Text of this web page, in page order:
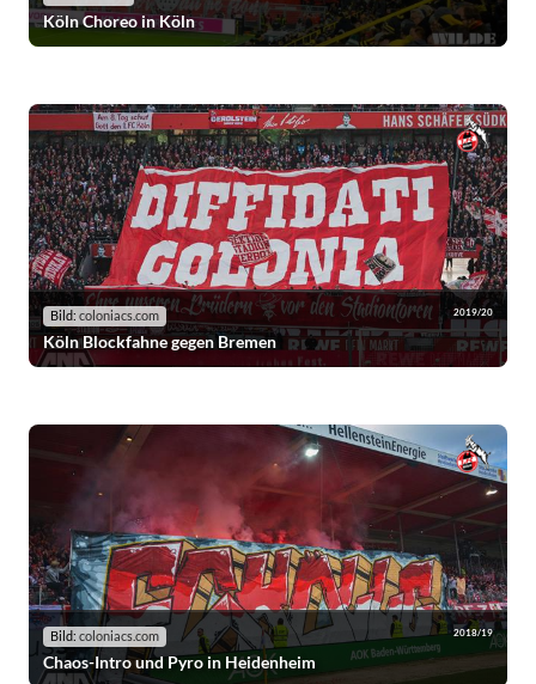
Köln Choreo in Köln
Bild: coloniacs.com 2019/20
Köln Blockfahne gegen Bremen
Bild: coloniacs.com 2018/19
Chaos-Intro und Pyro in Heidenheim